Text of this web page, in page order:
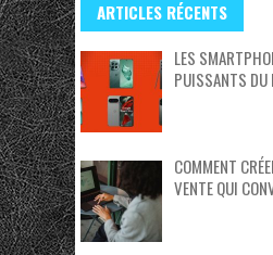
ARTICLES RÉCENTS
LES
PUISSANTS DU
COMMENT
VENTE QUI